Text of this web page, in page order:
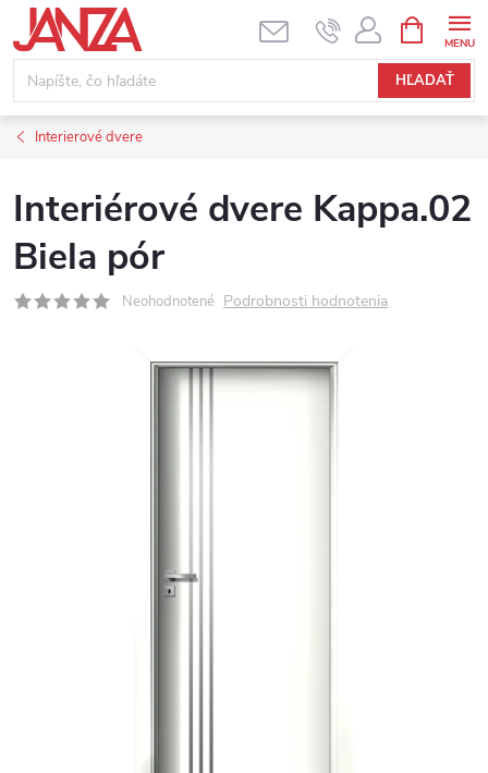
Prejsť na obsah
HĽADAŤ
Interierové dvere
Interiérové dvere Kappa.02
Biela pór
Neohodnotené Podrobnosti hodnotenia